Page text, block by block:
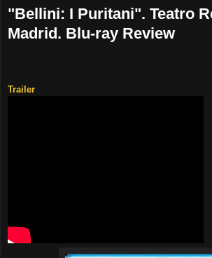
"Bellini: I Puritani". Teatro
Madrid. Blu-ray Review
Trailer